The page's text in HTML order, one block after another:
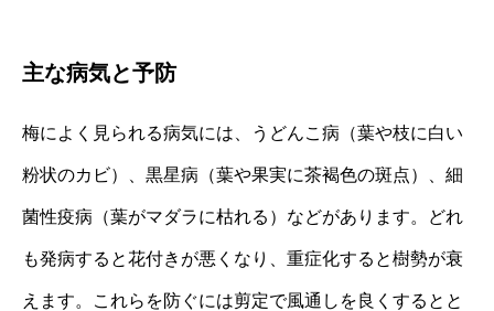
主な病気と予防
梅によく見られる病気には、うどんこ病（葉や枝に白い
粉状のカビ）、黒星病（葉や果実に茶褐色の斑点）、細
菌性疫病（葉がマダラに枯れる）などがあります。どれ
も発病すると花付きが悪くなり、重症化すると樹勢が衰
えます。これらを防ぐには剪定で風通しを良くするとと